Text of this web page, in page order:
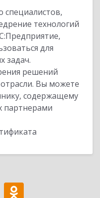
специалистов,
технологий
для
задач.
решений
Вы можете
содержащему
партнерами